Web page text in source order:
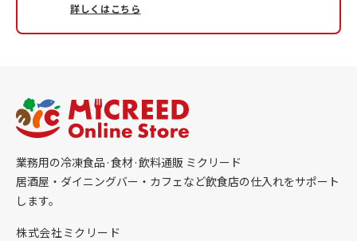
詳しくはこちら
業務用の冷凍食品·食材·飲料通販 ミクリード
居酒屋・ダイニングバー・カフェなど飲食店の仕入れをサポート
します。
株式会社ミクリード